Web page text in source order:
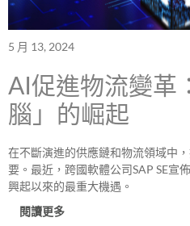
5 月 13, 2024
AI促進物流變革
腦」的崛起
在不斷演進的供應鏈和物流領域中
要。最近，跨國軟體公司SAP SE宣
興起以來的最重大機遇。
閱讀更多